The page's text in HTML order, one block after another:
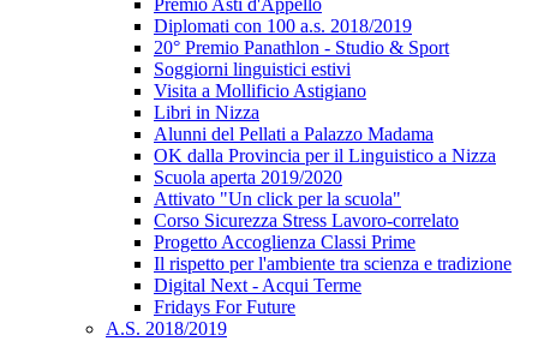
Premio Asti d'Appello
Diplomati con 100 a.s. 2018/2019
20° Premio Panathlon - Studio & Sport
Soggiorni linguistici estivi
Visita a Mollificio Astigiano
Libri in Nizza
Alunni del Pellati a Palazzo Madama
OK dalla Provincia per il Linguistico a Nizza
Scuola aperta 2019/2020
Attivato "Un click per la scuola"
Corso Sicurezza Stress Lavoro-correlato
Progetto Accoglienza Classi Prime
Il rispetto per l'ambiente tra scienza e tradizione
Digital Next - Acqui Terme
Fridays For Future
A.S. 2018/2019